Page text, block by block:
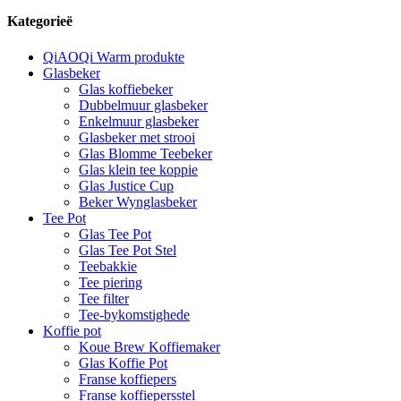
Kategorieë
QiAOQi Warm produkte
Glasbeker
Glas koffiebeker
Dubbelmuur glasbeker
Enkelmuur glasbeker
Glasbeker met strooi
Glas Blomme Teebeker
Glas klein tee koppie
Glas Justice Cup
Beker Wynglasbeker
Tee Pot
Glas Tee Pot
Glas Tee Pot Stel
Teebakkie
Tee piering
Tee filter
Tee-bykomstighede
Koffie pot
Koue Brew Koffiemaker
Glas Koffie Pot
Franse koffiepers
Franse koffiepersstel